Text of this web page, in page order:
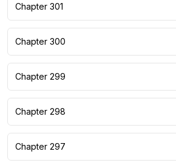
Chapter 301
Chapter 300
Chapter 299
Chapter 298
Chapter 297